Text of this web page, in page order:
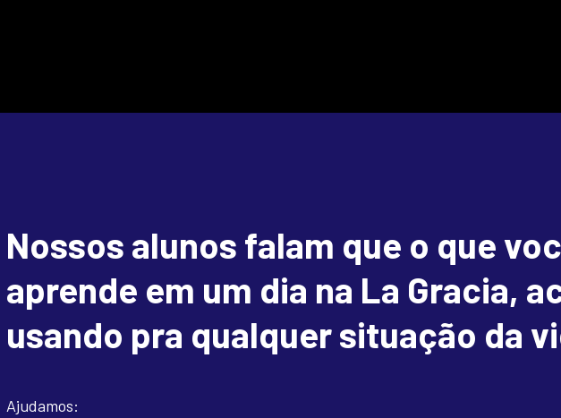
Nossos alunos falam que o que
aprende em um dia na La Gracia,
usando pra qualquer situação da
Ajudamos: